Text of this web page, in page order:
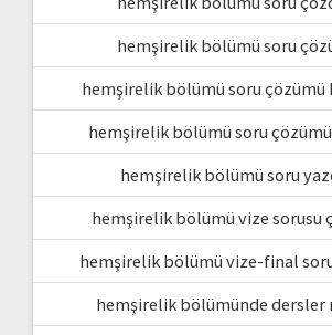
hemşirelik bölümü soru
hemşirelik bölümü soru çözümü
hemşirelik bölümü soru
hemşirelik bölümü soru
hemşirelik bölümü vize sorusu
hemşirelik bölümü vize-final
hemşirelik bölümünde dersler